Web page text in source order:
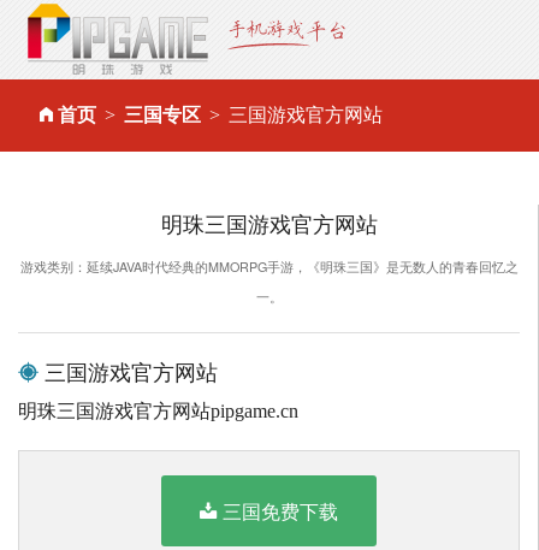
首页 三国专区 三国游戏官方网站
明珠三国游戏官方网站
游戏类别：延续JAVA时代经典的MMORPG手游，《明珠三国》是无数人的青春回忆之
一。
三国游戏官方网站
明珠三国游戏官方网站pipgame.cn
三国免费下载